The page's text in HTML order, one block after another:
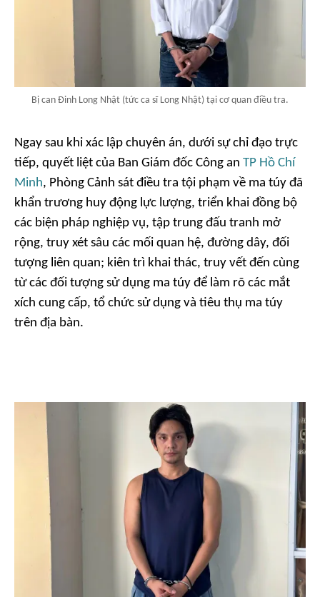
Bị can Đinh Long Nhật (tức ca sĩ Long Nhật) tại cơ quan điều tra.
Ngay sau khi xác lập chuyên án, dưới sự chỉ đạo trực
tiếp, quyết liệt của Ban Giám đốc Công an TP Hồ Chí
Minh, Phòng Cảnh sát điều tra tội phạm về ma túy đã
khẩn trương huy động lực lượng, triển khai đồng bộ
các biện pháp nghiệp vụ, tập trung đấu tranh mở
rộng, truy xét sâu các mối quan hệ, đường dây, đối
tượng liên quan; kiên trì khai thác, truy vết đến cùng
từ các đối tượng sử dụng ma túy để làm rõ các mắt
xích cung cấp, tổ chức sử dụng và tiêu thụ ma túy
trên địa bàn.